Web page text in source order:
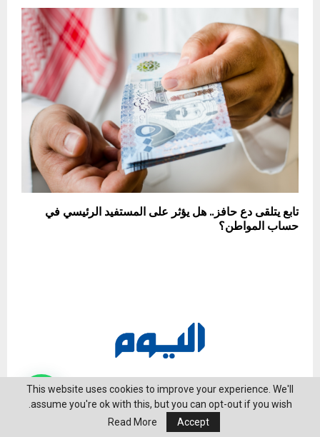
تابع يتلقى دع حافز.. هل يؤثر على المستفيد الرئيسي في
حساب المواطن؟
This website uses cookies to improve your experience. We'll
assume you're ok with this, but you can opt-out if you wish.
Accept
Read More